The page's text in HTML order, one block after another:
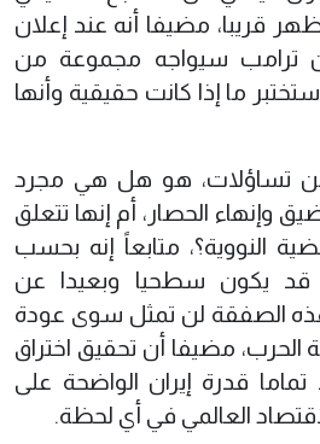
قريبا، مضيفا أنه عند إعلان
ترامب سيواجه مجموعة من
ستختبر ما إذا كانت حقيقية وأنها
من تساؤلات، هو هل هي مجرد
وإنهاء الحصار، أم إنها تتعلق
النووية؟، متابعاً إنه بحسب
قد يكون سطحيا وبعيدا عن
هذه الصفقة لن تمثل سوى عودة
الحرب، مضيفا أن تحقيق اختراق
قدرة إيران الواضحة على
العالمي في أي لحظة.